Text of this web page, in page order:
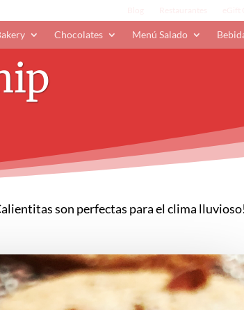
Chocolates Menú Salado
son perfectas para el clima